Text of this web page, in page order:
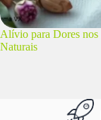
Alívio para Dores nos
Naturais